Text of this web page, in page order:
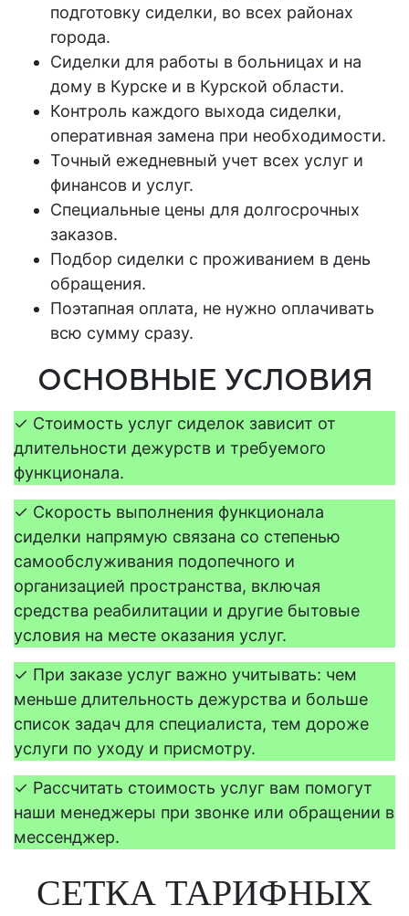
подготовку сиделки, во всех районах
города.
Сиделки для работы в больницах и на
дому в Курске и в Курской области.
Контроль каждого выхода сиделки,
оперативная замена при необходимости.
Точный ежедневный учет всех услуг и
финансов и услуг.
Специальные цены для долгосрочных
заказов.
Подбор сиделки с проживанием в день
обращения.
Поэтапная оплата, не нужно оплачивать
всю сумму сразу.
ОСНОВНЫЕ УСЛОВИЯ
✓ Стоимость услуг сиделок зависит от
длительности дежурств и требуемого
функционала.
✓ Скорость выполнения функционала
сиделки напрямую связана со степенью
самообслуживания подопечного и
организацией пространства, включая
средства реабилитации и другие бытовые
условия на месте оказания услуг.
✓ При заказе услуг важно учитывать: чем
меньше длительность дежурства и больше
список задач для специалиста, тем дороже
услуги по уходу и присмотру.
✓ Рассчитать стоимость услуг вам помогут
наши менеджеры при звонке или обращении в
мессенджер.
СЕТКА ТАРИФНЫХ